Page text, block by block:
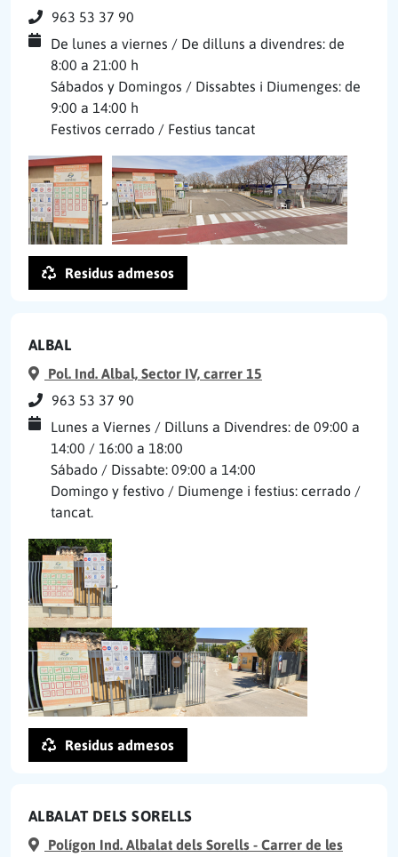
963 53 37 90
De lunes a viernes / De dilluns a divendres: de
8:00 a 21:00 h
Sábados y Domingos / Dissabtes i Diumenges: de
9:00 a 14:00 h
Festivos cerrado / Festius tancat
,
Residus admesos
ALBAL
Pol. Ind. Albal, Sector IV, carrer 15
963 53 37 90
Lunes a Viernes / Dilluns a Divendres: de 09:00 a
14:00 / 16:00 a 18:00
Sábado / Dissabte: 09:00 a 14:00
Domingo y festivo / Diumenge i festius: cerrado /
tancat.
,
Residus admesos
ALBALAT DELS SORELLS
Polígon Ind. Albalat dels Sorells - Carrer de les